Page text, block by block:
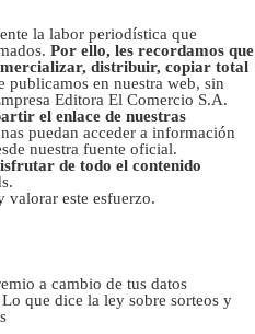
la labor periodística que
Por ello, les recordamos que
distribuir, copiar total
publicamos en nuestra web, sin
Editora El Comercio S.A.
el enlace de nuestras
puedan acceder a información
nuestra fuente oficial.
de todo el contenido
valorar este esfuerzo.
a cambio de tus datos
Lo que dice la ley sobre sorteos y